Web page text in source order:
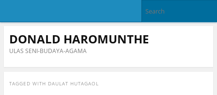
DONALD HAROMUNTHE
ULAS SENI-BUDAYA-AGAMA
TAGGED WITH DAULAT HUTAGAOL